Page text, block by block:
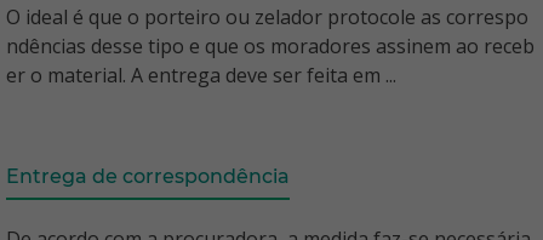
O ideal é que o porteiro ou zelador protocole as correspo
ndências desse tipo e que os moradores assinem ao receb
er o material. A entrega deve ser feita em ...
Entrega de correspondência